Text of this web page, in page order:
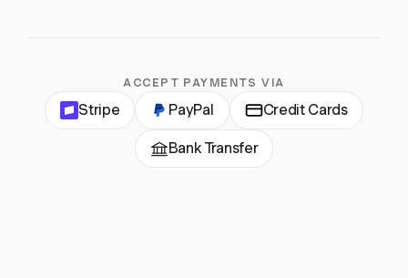
ACCEPT PAYMENTS VIA
Stripe PayPal Credit Cards
Bank Transfer